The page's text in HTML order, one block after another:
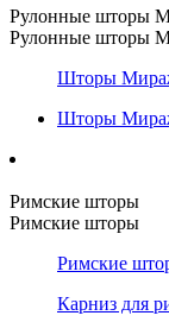
Рулонные шторы
Рулонные шторы
Шторы
Шторы
Римские шторы
Римские шторы
Римские
Карниз для